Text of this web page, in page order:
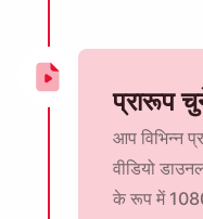
प्रारूप
आप विभिन्न
वीडियो
के रूप में